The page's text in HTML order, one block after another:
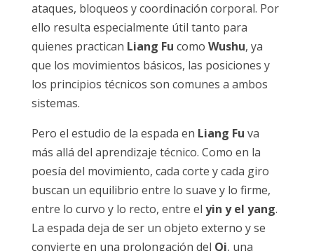
ataques, bloqueos y coordinación corporal. Por
ello resulta especialmente útil tanto para
quienes practican Liang Fu como Wushu, ya
que los movimientos básicos, las posiciones y
los principios técnicos son comunes a ambos
sistemas.
Pero el estudio de la espada en Liang Fu va
más allá del aprendizaje técnico. Como en la
poesía del movimiento, cada corte y cada giro
buscan un equilibrio entre lo suave y lo firme,
entre lo curvo y lo recto, entre el yin y el yang.
La espada deja de ser un objeto externo y se
convierte en una prolongación del Qi, una